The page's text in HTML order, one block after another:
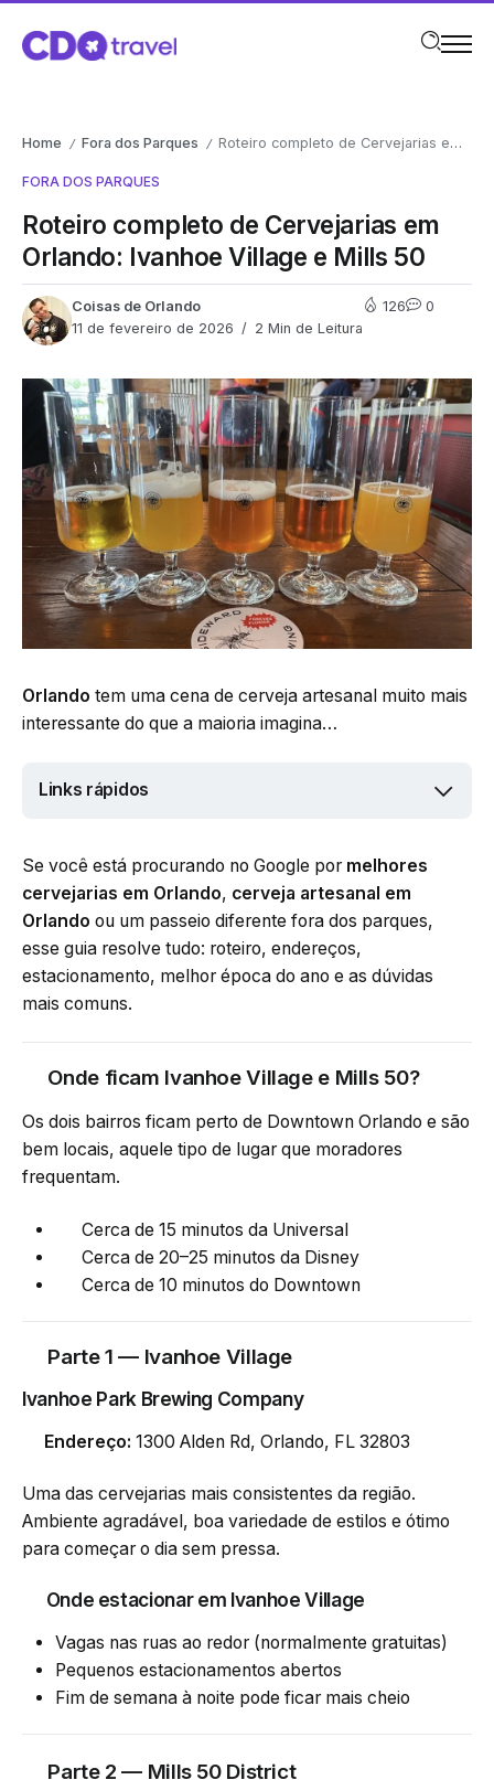
Home / Fora dos Parques / Roteiro completo de Cervejarias em Orlando: Ivanhoe Village e Mills 50
FORA DOS PARQUES
Roteiro completo de Cervejarias em
Orlando: Ivanhoe Village e Mills 50
Coisas de Orlando
11 de fevereiro de 2026
2 Min de Leitura
126 0
Orlando tem uma cena de cerveja artesanal muito mais
interessante do que a maioria imagina…
Links rápidos
Se você está procurando no Google por melhores
cervejarias em Orlando, cerveja artesanal em
Orlando ou um passeio diferente fora dos parques,
esse guia resolve tudo: roteiro, endereços,
estacionamento, melhor época do ano e as dúvidas
mais comuns.
Onde ficam Ivanhoe Village e Mills 50?
Os dois bairros ficam perto de Downtown Orlando e são
bem locais, aquele tipo de lugar que moradores
frequentam.
Cerca de 15 minutos da Universal
Cerca de 20–25 minutos da Disney
Cerca de 10 minutos do Downtown
Parte 1 — Ivanhoe Village
Ivanhoe Park Brewing Company
Endereço: 1300 Alden Rd, Orlando, FL 32803
Uma das cervejarias mais consistentes da região.
Ambiente agradável, boa variedade de estilos e ótimo
para começar o dia sem pressa.
Onde estacionar em Ivanhoe Village
Vagas nas ruas ao redor (normalmente gratuitas)
Pequenos estacionamentos abertos
Fim de semana à noite pode ficar mais cheio
Parte 2 — Mills 50 District